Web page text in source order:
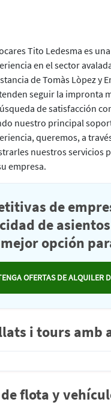
Tito Ledesma es
en el sector
de Tomàs Lòpez y
seguir la impronta
de satisfacción
nuestro principal
queremos, a
nuestros servicios
empresa.
de
de
mejor opción
OFERTAS DE ALQUILER
i tours amb
de flota y